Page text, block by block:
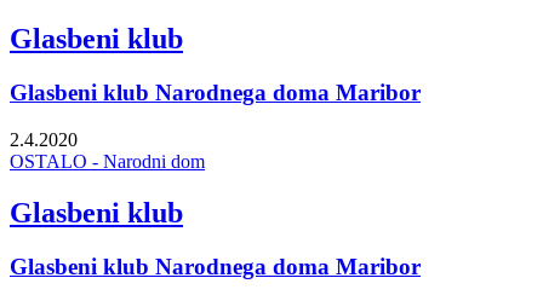
Glasbeni klub
Glasbeni klub Narodnega doma Maribor
2.4.2020
OSTALO - Narodni dom
Glasbeni klub
Glasbeni klub Narodnega doma Maribor